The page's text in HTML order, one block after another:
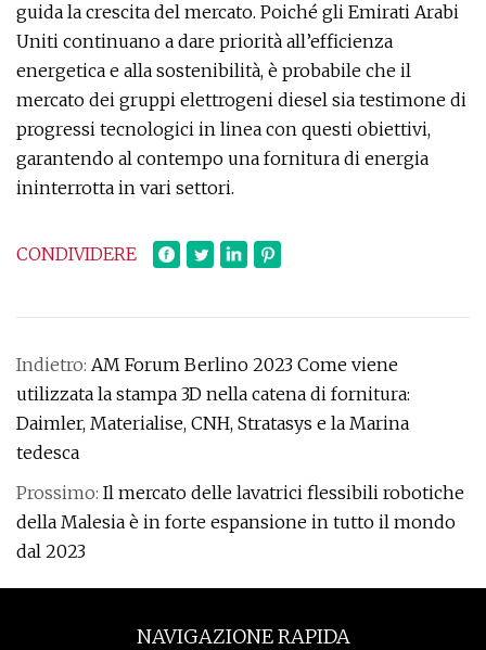
guida la crescita del mercato. Poiché gli Emirati Arabi
Uniti continuano a dare priorità all’efficienza
energetica e alla sostenibilità, è probabile che il
mercato dei gruppi elettrogeni diesel sia testimone di
progressi tecnologici in linea con questi obiettivi,
garantendo al contempo una fornitura di energia
ininterrotta in vari settori.
CONDIVIDERE
Indietro: AM Forum Berlino 2023 Come viene
utilizzata la stampa 3D nella catena di fornitura:
Daimler, Materialise, CNH, Stratasys e la Marina
tedesca
Prossimo: Il mercato delle lavatrici flessibili robotiche
della Malesia è in forte espansione in tutto il mondo
dal 2023
NAVIGAZIONE RAPIDA